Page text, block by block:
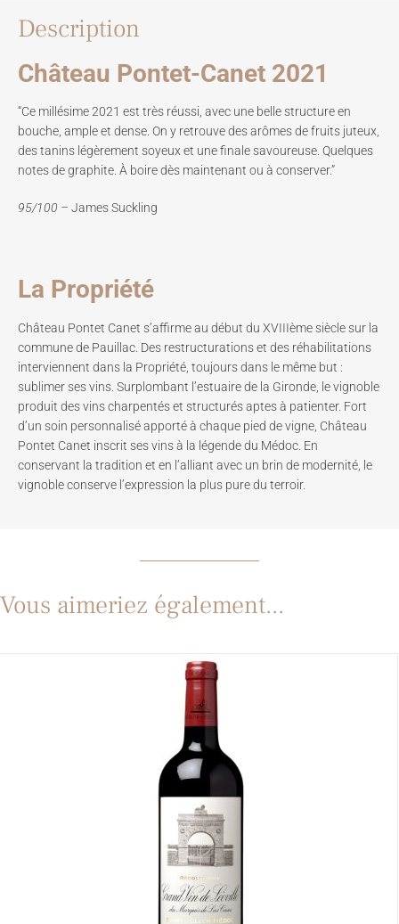
Description
Château Pontet-Canet 2021
“Ce millésime 2021 est très réussi, avec une belle structure en
bouche, ample et dense. On y retrouve des arômes de fruits juteux,
des tanins légèrement soyeux et une finale savoureuse. Quelques
notes de graphite. À boire dès maintenant ou à conserver.”
95/100 – James Suckling
La Propriété
Château Pontet Canet s’affirme au début du XVIIIème siècle sur la
commune de Pauillac. Des restructurations et des réhabilitations
interviennent dans la Propriété, toujours dans le même but :
sublimer ses vins. Surplombant l’estuaire de la Gironde, le vignoble
produit des vins charpentés et structurés aptes à patienter. Fort
d’un soin personnalisé apporté à chaque pied de vigne, Château
Pontet Canet inscrit ses vins à la légende du Médoc. En
conservant la tradition et en l’alliant avec un brin de modernité, le
vignoble conserve l’expression la plus pure du terroir.
Vous aimeriez également...